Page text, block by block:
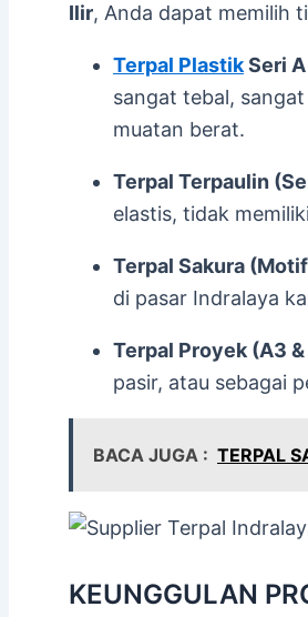
Ilir, Anda dapat memilih
Terpal PlastikSeri A
sangat tebal,
muatan berat.
Terpal Terpaulin
elastis, tidak
Terpal Sakura
di pasar Indralaya
Terpal Proyek (A3
pasir, atau sebagai
BACA JUGA : TERPAL
KEUNGGULAN